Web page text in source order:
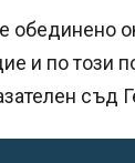
обединено
и по този
съд